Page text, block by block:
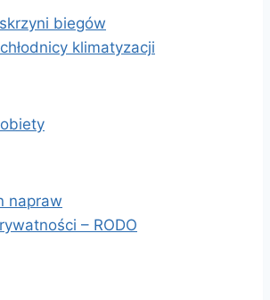
biegów
klimatyzacji
napraw
– RODO